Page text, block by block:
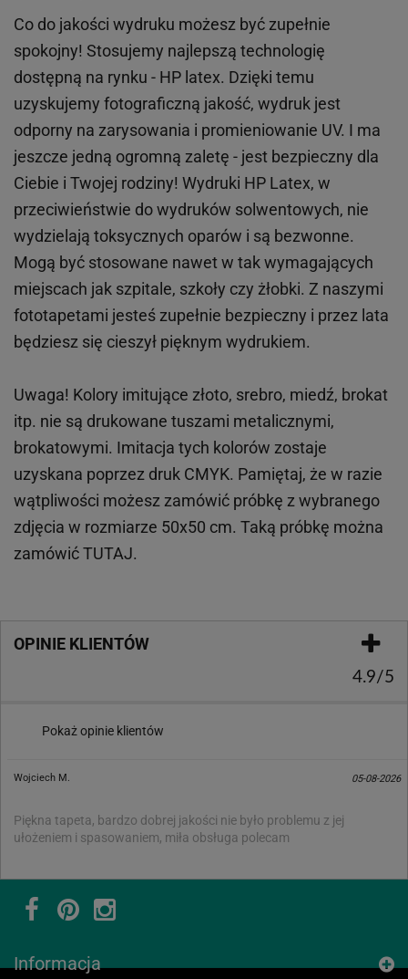
Co do jakości wydruku możesz być zupełnie
spokojny! Stosujemy najlepszą technologię
dostępną na rynku - HP latex. Dzięki temu
uzyskujemy fotograficzną jakość, wydruk jest
odporny na zarysowania i promieniowanie UV. I ma
jeszcze jedną ogromną zaletę - jest bezpieczny dla
Ciebie i Twojej rodziny! Wydruki HP Latex, w
przeciwieństwie do wydruków solwentowych, nie
wydzielają toksycznych oparów i są bezwonne.
Mogą być stosowane nawet w tak wymagających
miejscach jak szpitale, szkoły czy żłobki. Z naszymi
fototapetami jesteś zupełnie bezpieczny i przez lata
będziesz się cieszył pięknym wydrukiem.
Uwaga! Kolory imitujące złoto, srebro, miedź, brokat
itp. nie są drukowane tuszami metalicznymi,
brokatowymi. Imitacja tych kolorów zostaje
uzyskana poprzez druk CMYK. Pamiętaj, że w razie
wątpliwości możesz zamówić próbkę z wybranego
zdjęcia w rozmiarze 50x50 cm. Taką próbkę można
zamówićTUTAJ.
OPINIE KLIENTÓW
4.9/5
Pokaż opinie klientów
Wojciech M. 05-08-2026
Piękna tapeta, bardzo dobrej jakości nie było problemu z jej
ułożeniem i spasowaniem, miła obsługa polecam
Informacja